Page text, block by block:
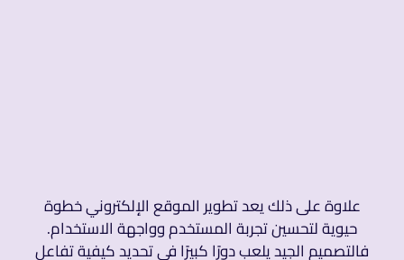
علاوة على ذلك يعد تطوير الموقع الإلكتروني خطوة
حيوية لتحسين تجربة المستخدم وواجهة الاستخدام.
فالتصميم الجيد يلعب دورًا كبيرًا في تحديد كيفية تفاعل